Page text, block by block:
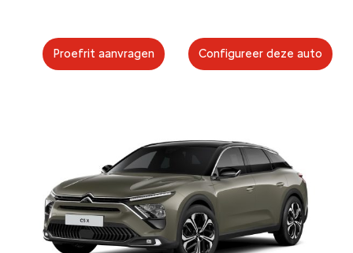
Proefrit aanvragen Configureer deze auto